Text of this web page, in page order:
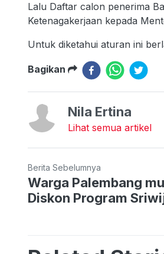
Lalu Daftar calon penerima
Ketenagakerjaan kepada
Untuk diketahui aturan ini
Bagikan
Nila Ertina
Lihat semua artikel
Berita Sebelumnya
Warga Palembang
Diskon Program